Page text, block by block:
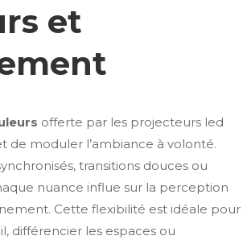
et
offerte par les projecteurs led
de moduler l’ambiance à volonté.
transitions douces ou
nuance influe sur la perception
Cette flexibilité est idéale pour
différencier les espaces ou